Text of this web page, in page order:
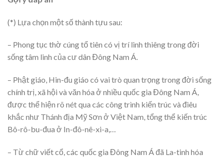
(*) Lựa chọn một số thành tựu sau:
– Phong tục thờ cúng tổ tiên có vị trí linh thiêng trong đời
sống tâm linh của cư dân Đông Nam Á.
– Phật giáo, Hin-đu giáo có vai trò quan trọng trong đời sống
chính trị, xã hội và văn hóa ở nhiều quốc gia Đông Nam Á,
được thể hiện rõ nét qua các công trình kiến trúc và điêu
khắc như Thánh địa Mỹ Sơn ở Việt Nam, tổng thể kiến trúc
Bô-rô-bu-đua ở In-đô-nê-xi-a,…
– Từ chữ viết cổ, các quốc gia Đông Nam Á đã La-tinh hóa